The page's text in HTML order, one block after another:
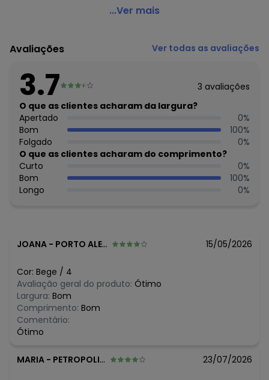
Milon - Conjunto Infantil Menina Estampa Preto
Modelagem: Ampla
Comprimento da manga: Longa
Cintura: Média
Decote frente: Redondo
Decote costas: Redondo
Fornecedor: KYLY INDUSTRIA TEXTIL LTDA / CNPJ
78.855.830/0001-98
Feito: Brasil
Cuidados para conservação do produto: Para melhor
conservação do produto, lavar à mão com sabão neutro.
Evite deixar as peças de molho para não desbotá-las e
nem manchá-las. Passar até 110º.
Histórico de preços
O preço apresentado abaixo é o menor oferecido em
algum dia do mês, para o menor tamanho disponível.
agosto/2026
julho/2026
junho/2026
maio/2026
R$ 102,45
fevereiro/2026 N/D*
...Ver mais
Avaliações Ver todas as avaliações
3.7 3 avaliações
O que as clientes acharam da largura?
Apertado
0%
Bom
100%
Folgado
0%
O que as clientes acharam do comprimento?
Curto
0%
Bom
100%
Longo
0%
JOANA - PORTO ALEGRE - RS 15/05/2026
Cor: Bege / 4
Avaliação geral do produto: Ótimo
Largura: Bom
Comprimento: Bom
Comentário:
Ótimo
MARIA - PETROPOLIS - RJ 23/07/2026